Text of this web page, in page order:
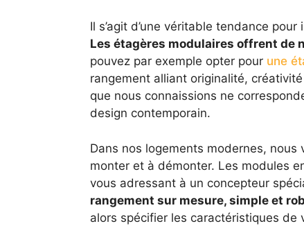
Il s’agit d’une véritable tendance
Les étagères modulaires offrent de
pouvez par exemple opter pour une
rangement alliant originalité,
que nous connaissions ne
design contemporain.
Dans nos logements modernes,
monter et à démonter. Les modules
vous adressant à un concepteur
rangement sur mesure, simple et
alors spécifier les caractéristiques